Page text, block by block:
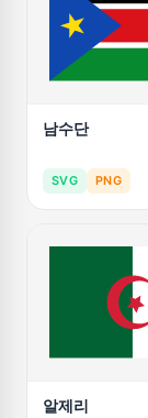
남수단
SVG PNG
알제리